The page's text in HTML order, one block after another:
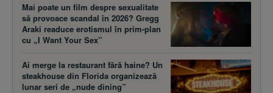
Mai poate un film despre sexualitate
să provoace scandal în 2026? Gregg
Araki readuce erotismul în prim-plan
cu „I Want Your Sex”
Ai merge la restaurant fără haine? Un
steakhouse din Florida organizează
lunar seri de „nude dining”